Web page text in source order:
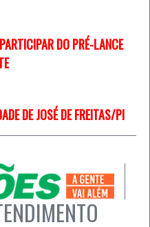
DO PRÉ-LANCE
DE JOSÉ DE FREITAS/PI